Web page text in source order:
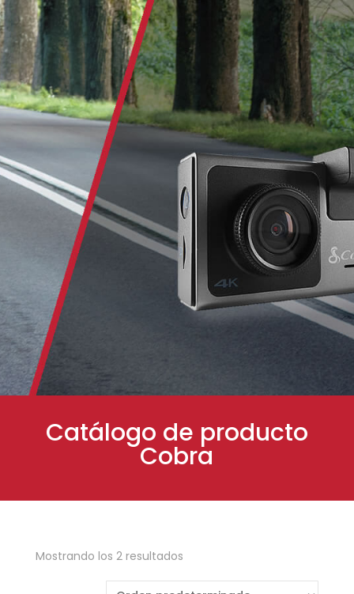
Catálogo de producto
Cobra
Mostrando los 2 resultados